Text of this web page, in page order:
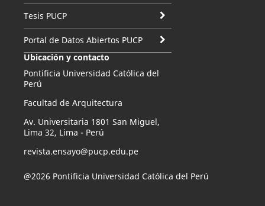
Tesis PUCP
Portal de Datos Abiertos PUCP
Ubicación y contacto
Pontificia Universidad Católica del
Perú
Facultad de Arquitectura
Av. Universitaria 1801 San Miguel,
Lima 32, Lima - Perú
revista.ensayo@pucp.edu.pe
@2026 Pontificia Universidad Católica del Perú